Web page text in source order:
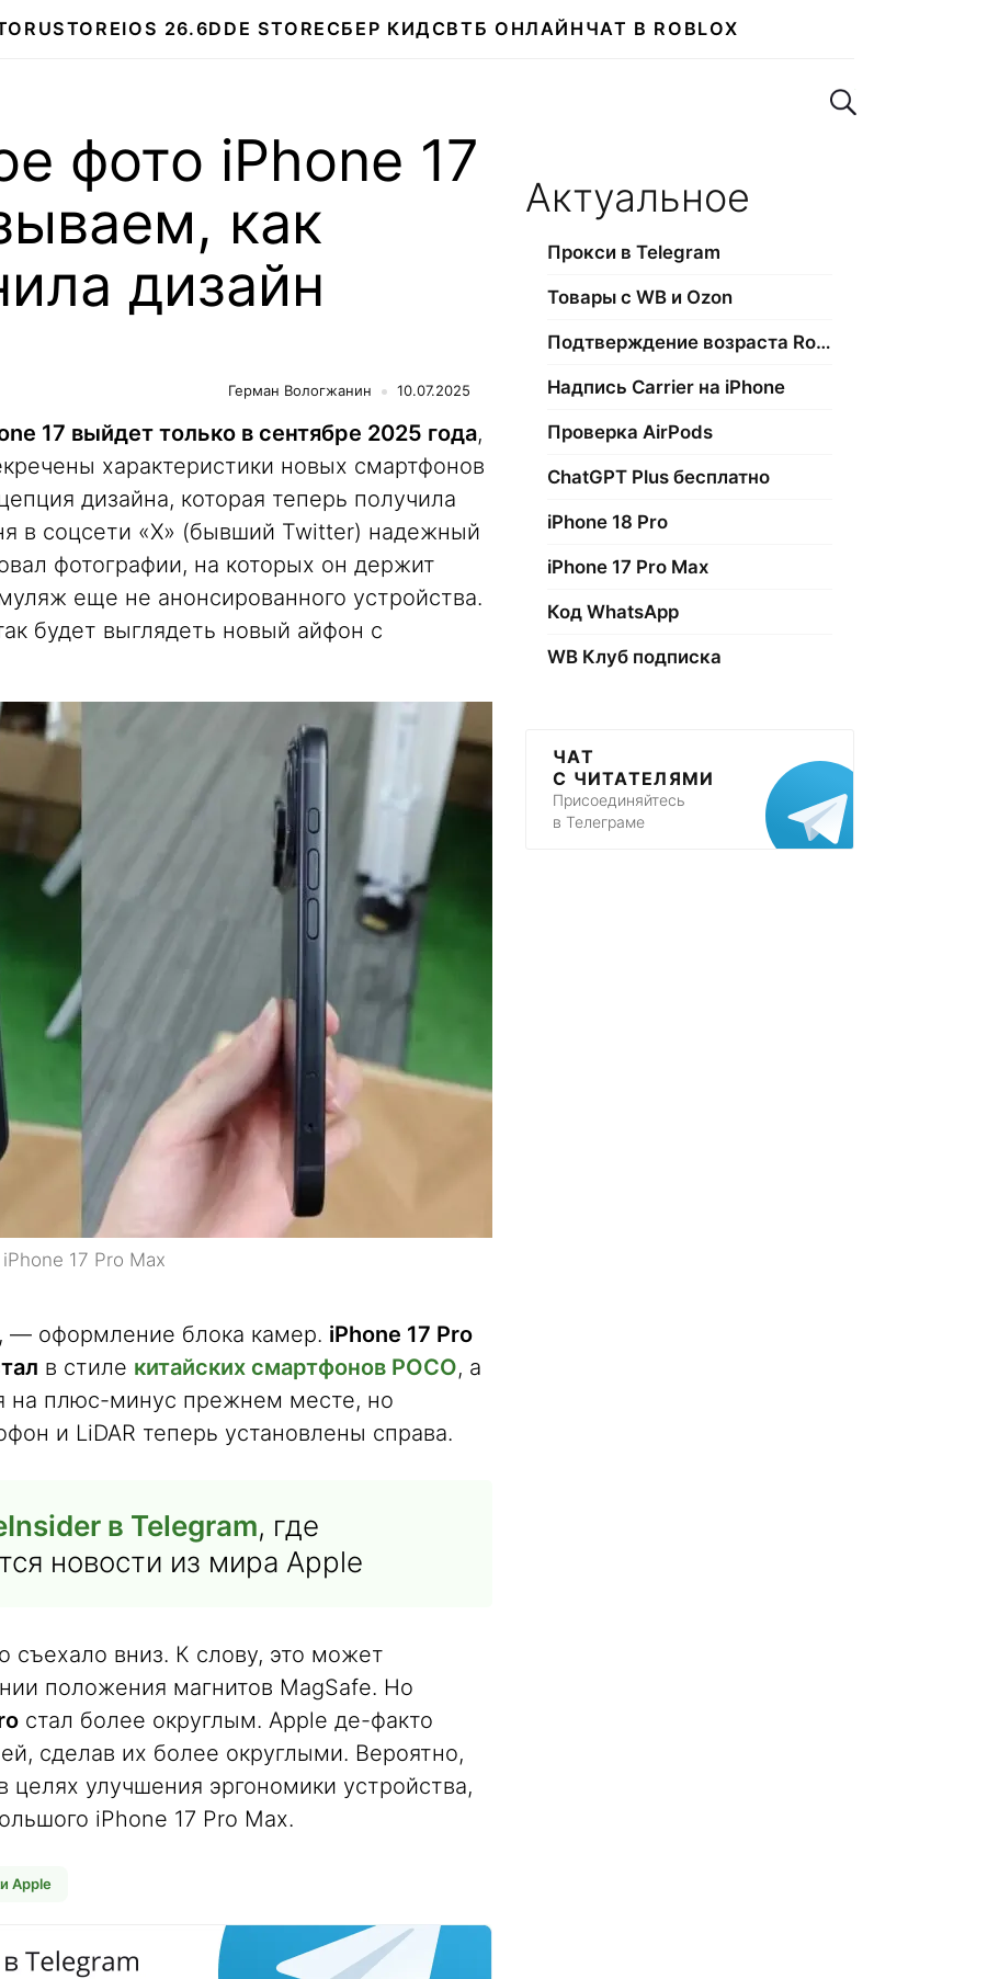
RUSTOREIOS 26.6DDE STORE СБЕР КИДСВТБ ОНЛАЙН ЧАТ В ROBLOX
Поиск по сайту
фото iPhone 17
как
дизайн
Герман Вологжанин 10.07.2025
17 выйдет только в сентябре 2025 года,
характеристики новых смартфонов
дизайна, которая теперь получила
в соцсети «X» (бывший Twitter) надежный
фотографии, на которых он держит
еще не анонсированного устройства.
будет выглядеть новый айфон с
17 Pro Max
— оформление блока камер. iPhone 17 Pro
в стиле китайских смартфонов POCO, а
на плюс-минус прежнем месте, но
и LiDAR теперь установлены справа.
в Telegram, где
новости из мира Apple
съехало вниз. К слову, это может
положения магнитов MagSafe. Но
стал более округлым. Apple де-факто
сделав их более округлыми. Вероятно,
улучшения эргономики устройства,
iPhone 17 Pro Max.
Apple
Актуальное
Прокси в Telegram
Товары с WB и Ozon
Подтверждение возраста Roblox
Надпись Carrier на iPhone
Проверка AirPods
ChatGPT Plus бесплатно
iPhone 18 Pro
iPhone 17 Pro Max
Код WhatsApp
WB Клуб подписка
ЧАТ
С ЧИТАТЕЛЯМИ
Присоединяйтесь
в Телеграме